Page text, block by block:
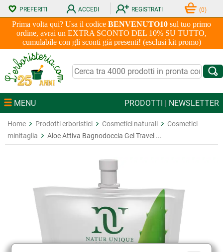
Prima volta qui? Usa il codice BENVENUTO10 sul tuo primo
ordine, avrai un EXTRA SCONTO DEL 10% SU TUTTO,
cumulabile con gli sconti già presenti! (esclusi kit promo)
PREFERITI ACCEDI REGISTRATI (0)
MENU PRODOTTI | NEWSLETTER
Home Prodotti erboristici Cosmetici naturali
Cosmetici
minitaglia
Aloe Attiva Bagnodoccia Gel Travel ...